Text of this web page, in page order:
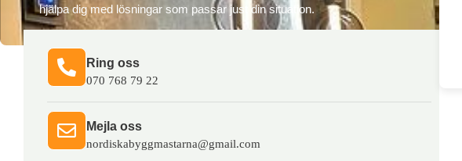
hjälpa dig med lösningar som passar just din situation.
Ring oss​
070 768 79 22
Mejla oss​
nordiskabyggmastarna@gmail.com